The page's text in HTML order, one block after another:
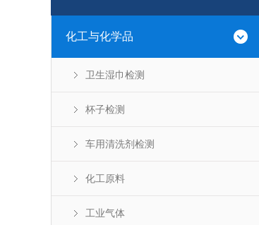
化工与化学品
卫生湿巾检测
杯子检测
车用清洗剂检测
化工原料
工业气体